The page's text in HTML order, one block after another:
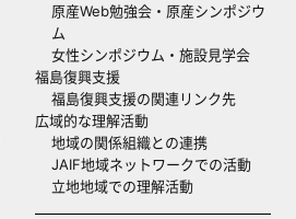
原産Web勉強会・原産シンポジウ
ム
女性シンポジウム・施設見学会
福島復興支援
福島復興支援の関連リンク先
広域的な理解活動
地域の関係組織との連携
JAIF地域ネットワークでの活動
立地地域での理解活動